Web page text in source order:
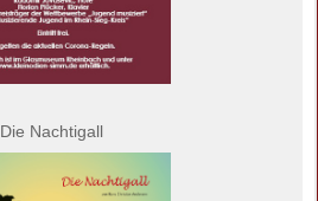
Die Nachtigall